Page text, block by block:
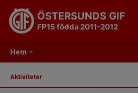
Hem
ÖSTERSUNDS GIF
FP15 födda 2011-2012
Aktiviteter